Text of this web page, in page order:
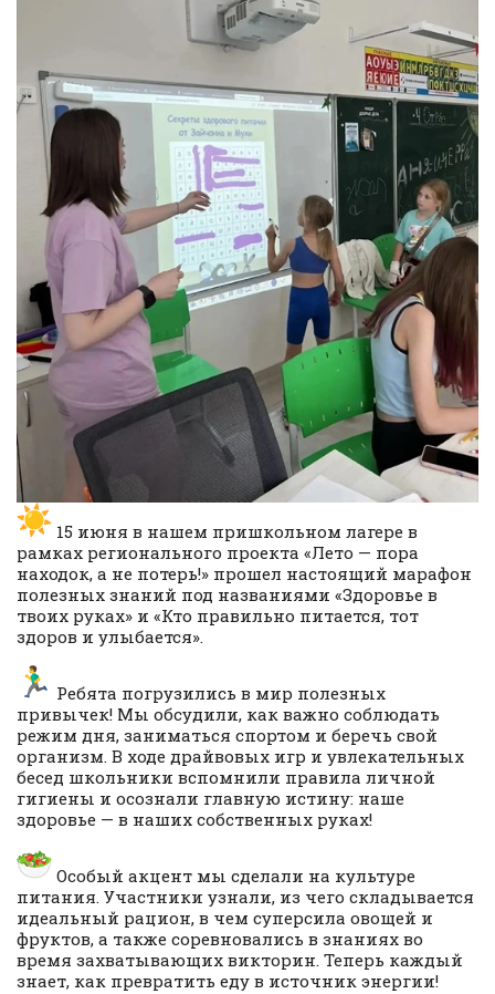
15 июня в нашем пришкольном лагере в
рамках регионального проекта «Лето — пора
находок, а не потерь!» прошел настоящий марафон
полезных знаний под названиями «Здоровье в
твоих руках» и «Кто правильно питается, тот
здоров и улыбается».
Ребята погрузились в мир полезных
привычек! Мы обсудили, как важно соблюдать
режим дня, заниматься спортом и беречь свой
организм. В ходе драйвовых игр и увлекательных
бесед школьники вспомнили правила личной
гигиены и осознали главную истину: наше
здоровье — в наших собственных руках!
Особый акцент мы сделали на культуре
питания. Участники узнали, из чего складывается
идеальный рацион, в чем суперсила овощей и
фруктов, а также соревновались в знаниях во
время захватывающих викторин. Теперь каждый
знает, как превратить еду в источник энергии!